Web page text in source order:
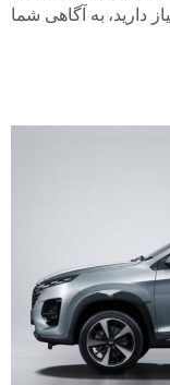
دارید، به آگاهی شما